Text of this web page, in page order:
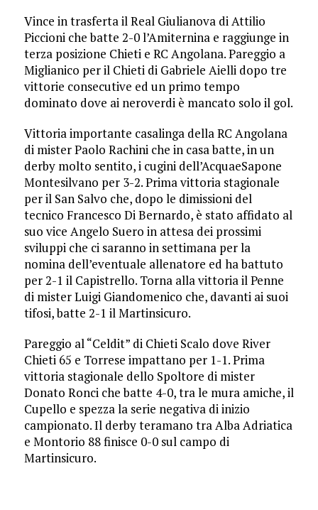
Vince in trasferta il Real Giulianova di Attilio
Piccioni che batte 2-0 l’Amiternina e raggiunge in
terza posizione Chieti e RC Angolana. Pareggio a
Miglianico per il Chieti di Gabriele Aielli dopo tre
vittorie consecutive ed un primo tempo
dominato dove ai neroverdi è mancato solo il gol.
Vittoria importante casalinga della RC Angolana
di mister Paolo Rachini che in casa batte, in un
derby molto sentito, i cugini dell’AcquaeSapone
Montesilvano per 3-2. Prima vittoria stagionale
per il San Salvo che, dopo le dimissioni del
tecnico Francesco Di Bernardo, è stato affidato al
suo vice Angelo Suero in attesa dei prossimi
sviluppi che ci saranno in settimana per la
nomina dell’eventuale allenatore ed ha battuto
per 2-1 il Capistrello. Torna alla vittoria il Penne
di mister Luigi Giandomenico che, davanti ai suoi
tifosi, batte 2-1 il Martinsicuro.
Pareggio al “Celdit” di Chieti Scalo dove River
Chieti 65 e Torrese impattano per 1-1. Prima
vittoria stagionale dello Spoltore di mister
Donato Ronci che batte 4-0, tra le mura amiche, il
Cupello e spezza la serie negativa di inizio
campionato. Il derby teramano tra Alba Adriatica
e Montorio 88 finisce 0-0 sul campo di
Martinsicuro.